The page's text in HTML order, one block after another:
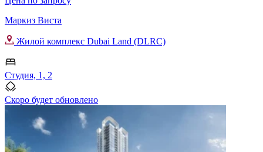
Маркиз Виста
Жилой комплекс Dubai Land (DLRC)
Студия, 1, 2
Скоро будет обновлено